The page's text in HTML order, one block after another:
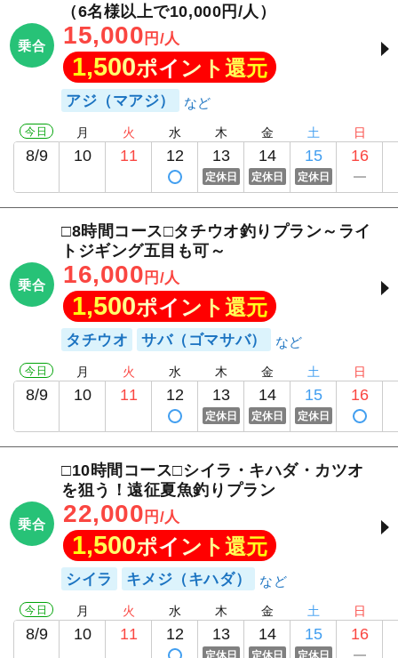
乗合
（6名様以上で10,000円/人）
15,000 円/人
1,500ポイント還元
アジ（マアジ）
今日
8/9
月
10
火
11
水
12
木
13
定休日
金
14
定休日
土
15
定休日
日
16
乗合
□8時間コース□タチウオ釣りプラン～ライ
トジギング五目も可～
16,000 円/人
1,500ポイント還元
タチウオ サバ（ゴマサバ）
今日
8/9
月
10
火
11
水
12
木
13
定休日
金
14
定休日
土
15
定休日
日
16
乗合
□10時間コース□シイラ・キハダ・カツオ
を狙う！遠征夏魚釣りプラン
22,000 円/人
1,500ポイント還元
シイラ キメジ（キハダ）
今日
8/9
月
10
火
11
水
12
木
13
金
14
土
15
日
16